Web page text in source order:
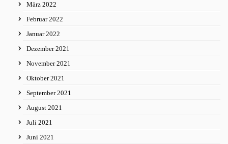
März 2022
Februar 2022
Januar 2022
Dezember 2021
November 2021
Oktober 2021
September 2021
August 2021
Juli 2021
Juni 2021